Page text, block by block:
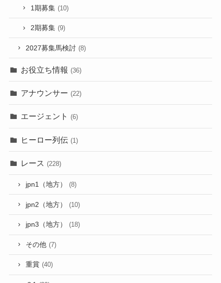
1期募集 (10)
2期募集 (9)
2027募集馬検討 (8)
お役立ち情報 (36)
アナウンサー (22)
エージェント (6)
ヒーロー列伝 (1)
レース (228)
jpn1（地方） (8)
jpn2（地方） (10)
jpn3（地方） (18)
その他 (7)
重賞 (40)